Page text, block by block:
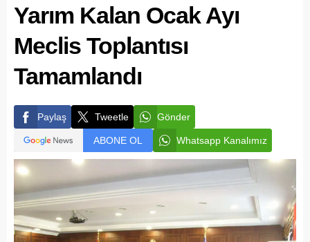
Yarım Kalan Ocak Ayı
Meclis Toplantısı
Tamamlandı
Paylaş Tweetle Gönder
ABONE OL Whatsapp Kanalımız